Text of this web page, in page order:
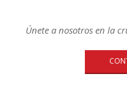
Únete a nosotros en la